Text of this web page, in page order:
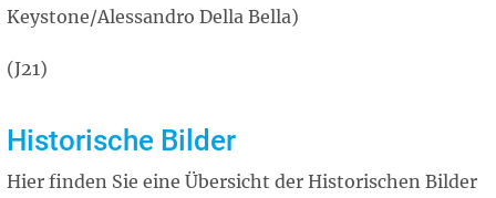
Keystone/Alessandro Della Bella)
(J21)
Historische Bilder
Hier finden Sie eine Übersicht der Historischen Bilder